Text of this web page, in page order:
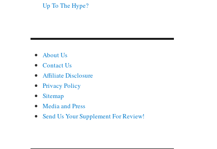
Up To The Hype?
About Us
Contact Us
Affiliate Disclosure
Privacy Policy
Sitemap
Media and Press
Send Us Your Supplement For Review!